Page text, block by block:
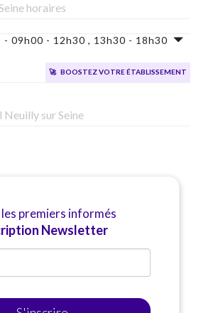
horaires
- 09h00 - 12h30 , 13h30 - 18h30
🚀 Boostez votre établissement
sur Seine
les premiers informés
Newsletter